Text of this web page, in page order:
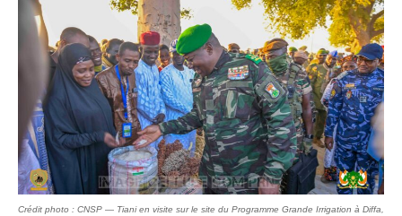
Crédit photo : CNSP — Tiani en visite sur le site du Programme Grande Irrigation à Diffa,